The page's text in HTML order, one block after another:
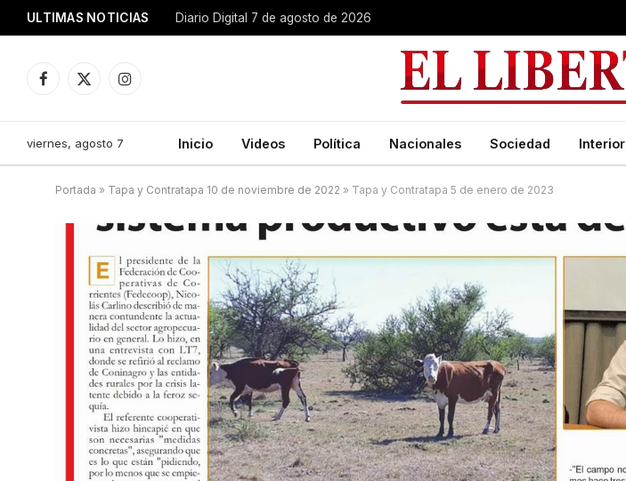
ULTIMAS NOTICIAS Diario Digital 7 de agosto de 2026
Facebook
X
Instagram
viernes, agosto 7 Inicio Videos Política Nacionales Sociedad Interior
Portada » Tapa y Contratapa 10 de noviembre de 2022 » Tapa y Contratapa 5 de enero de 2023